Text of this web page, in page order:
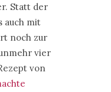
Statt der
auch mit
noch zur
vier
von